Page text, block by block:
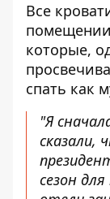
Все
которые,
спать как
"Я
сказали,
сезон